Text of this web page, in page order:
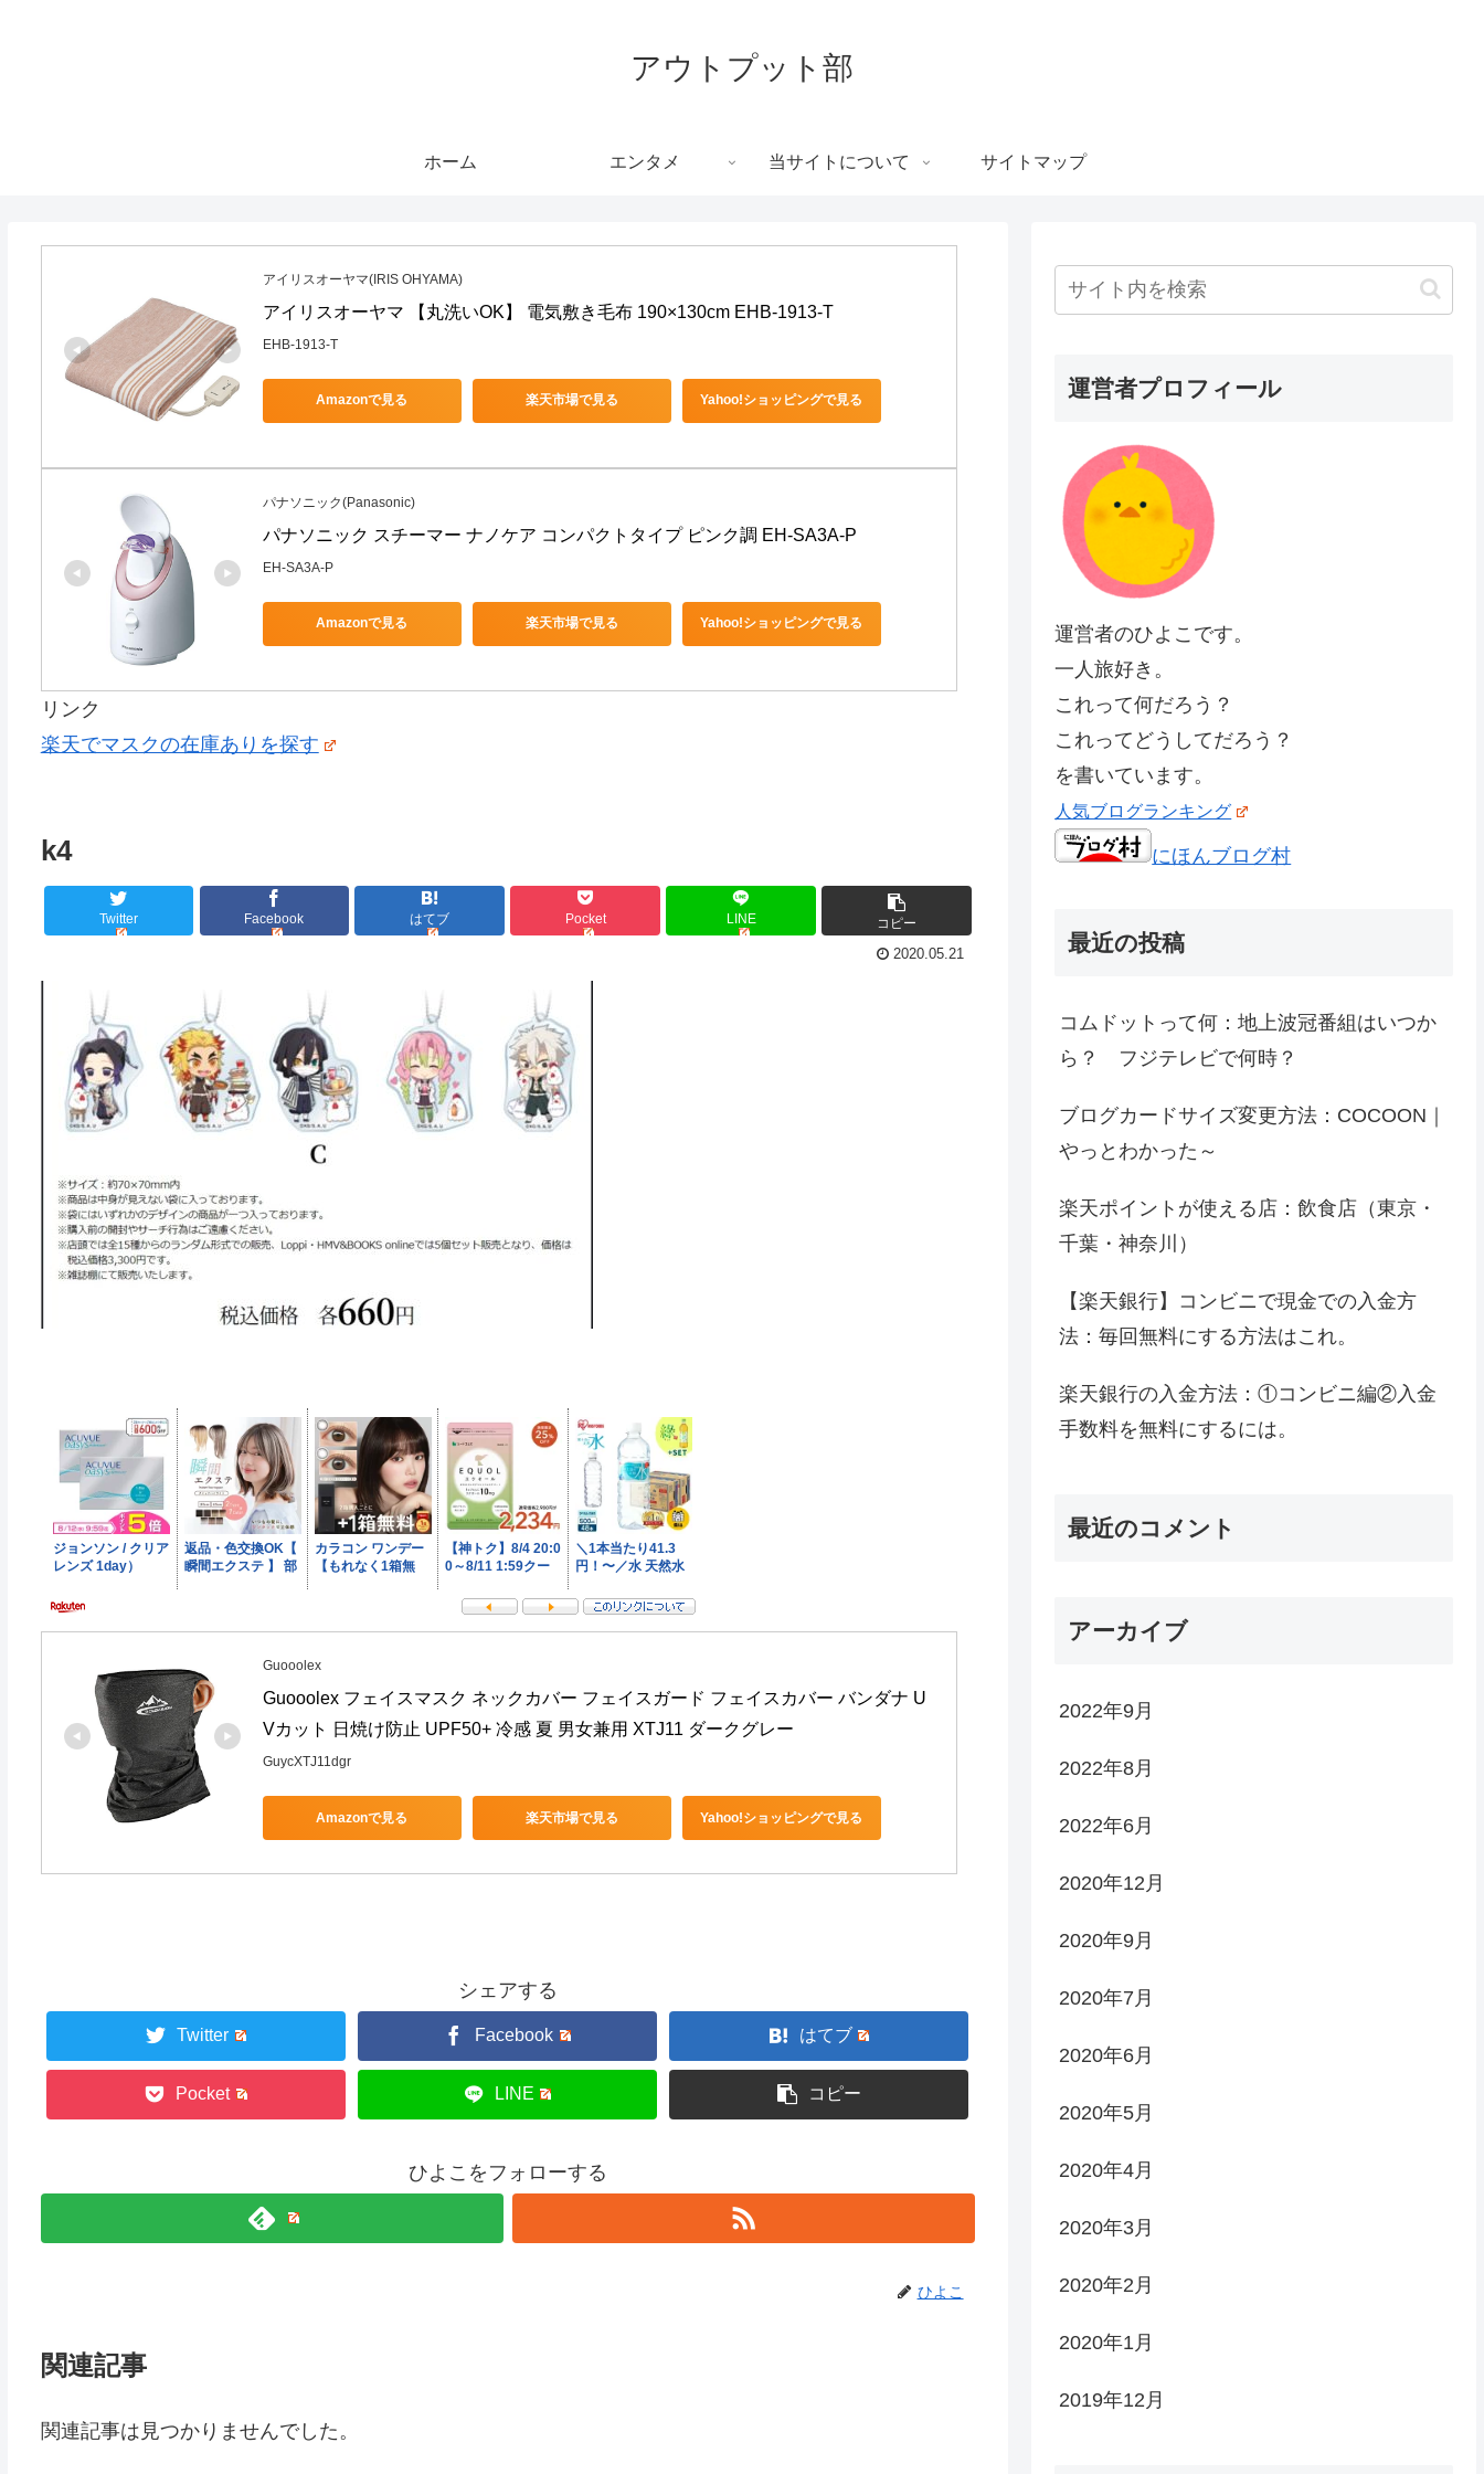
アウトプット部
ホーム エンタメ 当サイトについて サイトマップ
アイリスオーヤマ(IRIS OHYAMA)
アイリスオーヤマ 【丸洗いOK】 電気敷き毛布 190×130cm EHB-1913-T
EHB-1913-T
Amazonで見る 楽天市場で見る Yahoo!ショッピングで見る
パナソニック(Panasonic)
パナソニック スチーマー ナノケア コンパクトタイプ ピンク調 EH-SA3A-P
EH-SA3A-P
Amazonで見る 楽天市場で見る Yahoo!ショッピングで見る
リンク
楽天でマスクの在庫ありを探す
k4
Twitter Facebook はてブ Pocket LINE コピー
2020.05.21
Guooolex
Guooolex フェイスマスク ネックカバー フェイスガード フェイスカバー バンダナ U
Vカット 日焼け防止 UPF50+ 冷感 夏 男女兼用 XTJ11 ダークグレー
GuycXTJ11dgr
Amazonで見る 楽天市場で見る Yahoo!ショッピングで見る
シェアする
Twitter Facebook はてブ
Pocket LINE コピー
ひよこをフォローする
ひよこ
関連記事
関連記事は見つかりませんでした。
運営者プロフィール
運営者のひよこです。
一人旅好き。
これって何だろう？
これってどうしてだろう？
を書いています。
人気ブログランキング
にほんブログ村
最近の投稿
コムドットって何：地上波冠番組はいつか
ら？ フジテレビで何時？
ブログカードサイズ変更方法：COCOON｜
やっとわかった～
楽天ポイントが使える店：飲食店（東京・
千葉・神奈川）
【楽天銀行】コンビニで現金での入金方
法：毎回無料にする方法はこれ。
楽天銀行の入金方法：①コンビニ編②入金
手数料を無料にするには。
最近のコメント
アーカイブ
2022年9月
2022年8月
2022年6月
2020年12月
2020年9月
2020年7月
2020年6月
2020年5月
2020年4月
2020年3月
2020年2月
2020年1月
2019年12月